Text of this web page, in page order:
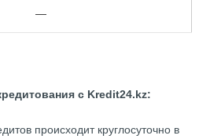
—
с Kredit24.kz:
происходит круглосуточно в